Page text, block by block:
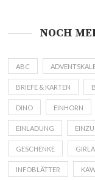
NOCH
ABC
BRIEFE & KARTEN
DINO EINHORN
EINLADUNG
GESCHENKE
INFOBLÄTTER